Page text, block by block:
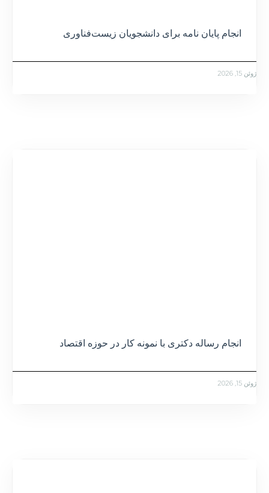
انجام پایان نامه برای دانشجویان زیست‌فناوری
ژوئن 15, 2026
انجام رساله دکتری با نمونه کار در حوزه اقتصاد
ژوئن 15, 2026